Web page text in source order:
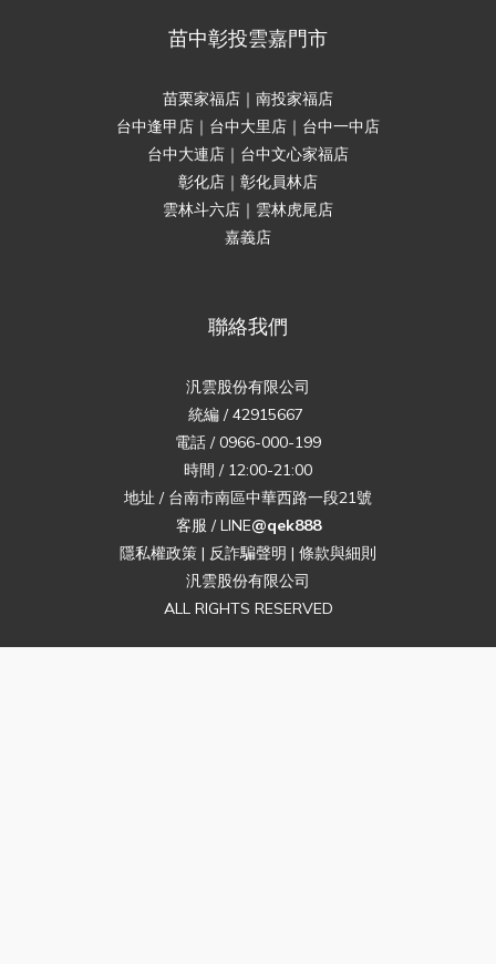
苗中彰投雲嘉門市
苗栗家福店｜南投家福店
台中逢甲店｜台中大里店｜台中一中店
台中大連店｜台中文心家福店
彰化店｜彰化員林店
雲林斗六店｜雲林虎尾店
嘉義店
聯絡我們
汎雲股份有限公司
統編 / 42915667
電話 / 0966-000-199
時間 / 12:00-21:00
地址 / 台南市南區中華西路一段21號
客服 / LINE@qek888
隱私權政策 | 反詐騙聲明 | 條款與細則
汎雲股份有限公司
ALL RIGHTS RESERVED